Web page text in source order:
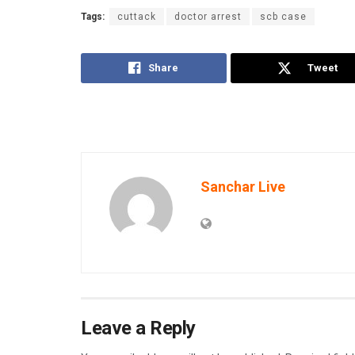
Tags: cuttack doctor arrest scb case
Share Tweet
Sanchar Live
Leave a Reply